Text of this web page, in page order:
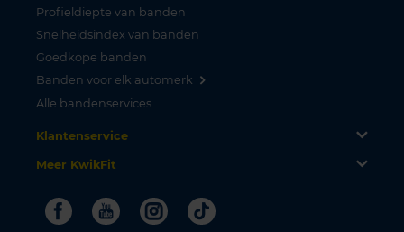
Profieldiepte van banden
Snelheidsindex van banden
Goedkope banden
Banden voor elk automerk
Alle bandenservices
Klantenservice
Meer KwikFit
FacebookYoutubeInstagram
Tiktok